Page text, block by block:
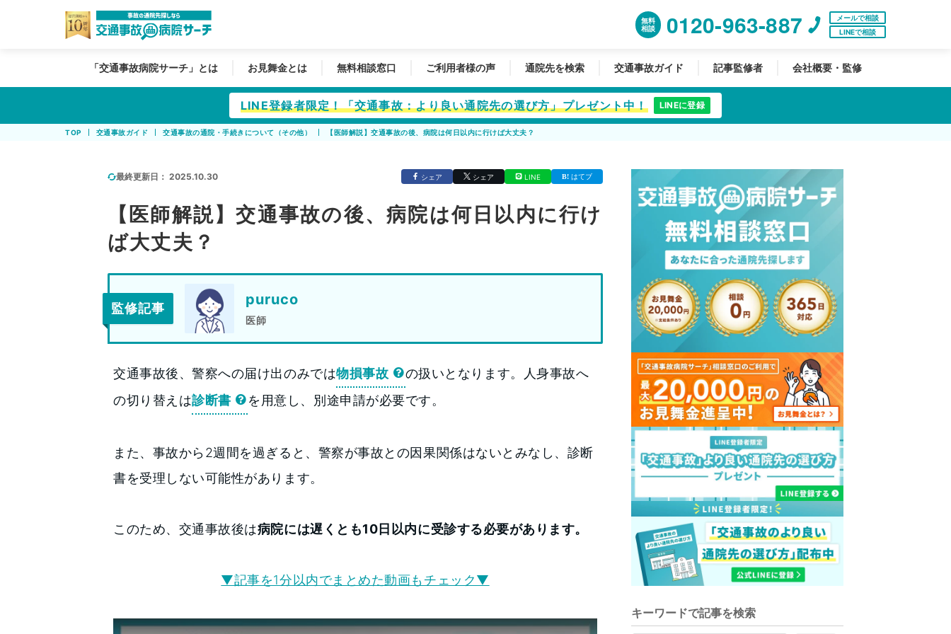
無料
相談
0120-963-887
メールで相談
LINEで相談
「交通事故病院サーチ」とは お見舞金とは 無料相談窓口 ご利用者様の声 通院先を検索 交通事故ガイド 記事監修者 会社概要・監修
LINE登録者限定！「交通事故：より良い通院先の選び方」プレゼント中！ LINEに登録
TOP 交通事故ガイド 交通事故の通院・手続きについて（その他） 【医師解説】交通事故の後、病院は何日以内に行けば大丈夫？
最終更新日： 2025.10.30 シェア シェア LINE はてブ
【医師解説】交通事故の後、病院は何日以内に行け
ば大丈夫？
監修記事
puruco
医師
交通事故後、警察への届け出のみでは物損事故
の扱いとなります。人身事故へ
の切り替えは診断書 を用意し、別途申請が必要です。
また、事故から2週間を過ぎると、警察が事故との因果関係はないとみなし、診断
書を受理しない可能性があります。
このため、交通事故後は病院には遅くとも10日以内に受診する必要があります。
▼記事を1分以内でまとめた動画もチェック▼
キーワードで記事を検索